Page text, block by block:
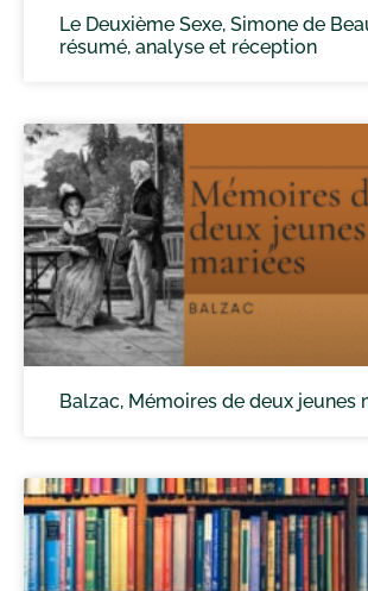
Le Deuxième Sexe, Simone de
résumé, analyse et réception
Balzac, Mémoires de deux jeunes